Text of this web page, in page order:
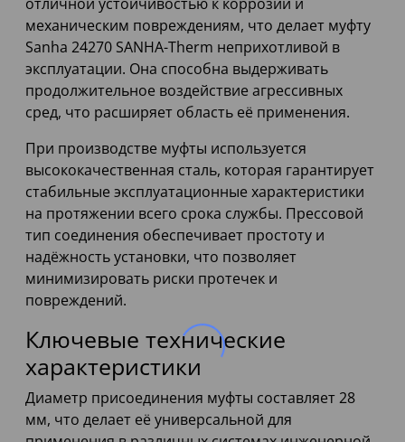
отличной устойчивостью к коррозии и
механическим повреждениям, что делает муфту
Sanha 24270 SANHA-Therm неприхотливой в
эксплуатации. Она способна выдерживать
продолжительное воздействие агрессивных
сред, что расширяет область её применения.
При производстве муфты используется
высококачественная сталь, которая гарантирует
стабильные эксплуатационные характеристики
на протяжении всего срока службы. Прессовой
тип соединения обеспечивает простоту и
надёжность установки, что позволяет
минимизировать риски протечек и
повреждений.
Ключевые технические
характеристики
Диаметр присоединения муфты составляет 28
мм, что делает её универсальной для